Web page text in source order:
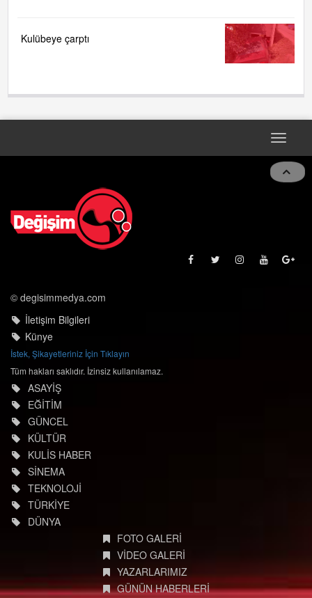
Kulübeye çarptı
Toggle
© degisimmedya.com
İletişim Bilgileri
Künye
İstek, Şikayetleriniz İçin Tıklayın
Tüm hakları saklıdır. İzinsiz kullanılamaz.
ASAYİŞ
EĞİTİM
GÜNCEL
KÜLTÜR
KULİS HABER
SİNEMA
TEKNOLOJİ
TÜRKİYE
DÜNYA
FOTO GALERİ
VİDEO GALERİ
YAZARLARIMIZ
GÜNÜN HABERLERİ